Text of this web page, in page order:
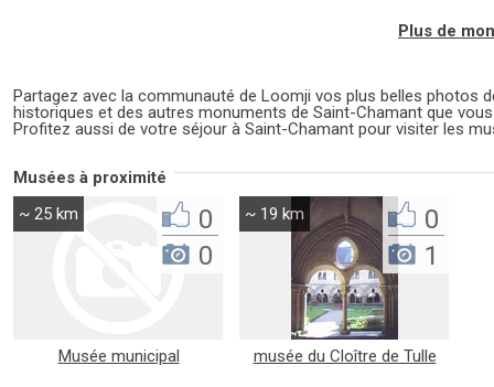
Plus de
Partagez avec la communauté de Loomji vos plus belles photos
historiques et des autres monuments de Saint-Chamant que
Profitez aussi de votre séjour à Saint-Chamant pour visiter les
Musées à proximité
Musée municipal
~ 25 km
0
0
musée du Cloître de Tulle
~ 19 km
0
1